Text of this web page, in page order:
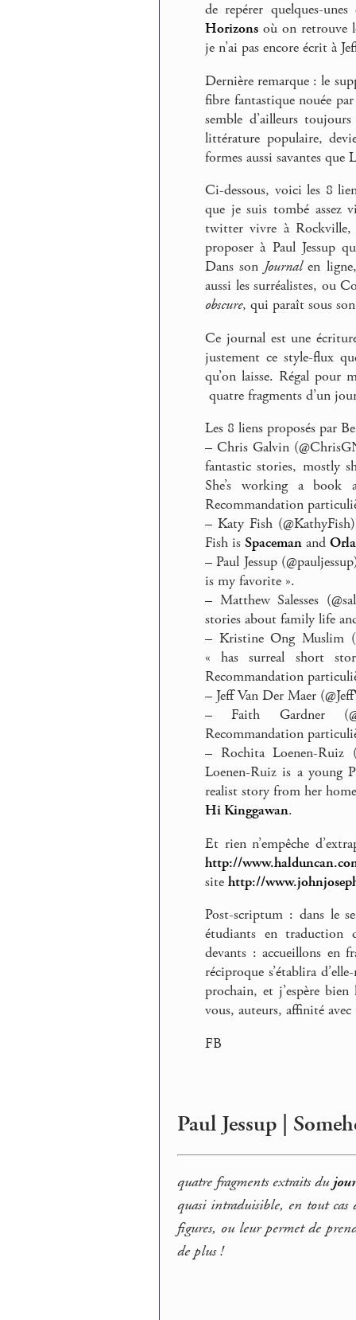
de repérer quelques-
Horizons où on retrouve
je n’ai pas encore écrit à
Dernière remarque : le
fibre fantastique nouée
semble d’ailleurs
littérature populaire,
formes aussi savantes que
Ci-dessous, voici les 8
que je suis tombé assez
twitter vivre à Rockville,
proposer à Paul Jessup
Dans son Journalen ligne,
aussi les surréalistes, ou
obscure, qui paraît sous
Ce journal est une
justement ce style-flux
qu’on laisse. Régal pour
quatre fragments d’un
Les 8 liens proposés par
– Chris Galvin
fantastic stories, mostly
She’s working a
Recommandation
– Katy Fish
Fish is Spaceman and
– Paul Jessup
is my favorite ».
– Matthew Salesses
stories about family life
– Kristine Ong Muslim
« has surreal short
Recommandation
– Jeff Van Der Maer
– Faith Gardner
Recommandation
– Rochita Loenen-
Loenen-Ruiz is a young
realist story from her
Hi Kinggawan.
Et rien n’empêche
http://
site http://
Post-scriptum : dans le
étudiants en traduction
devants : accueillons en
réciproque s’établira
prochain, et j’espère
vous, auteurs, affinité
FB
Paul Jessup |
quatre fragments extraits du
quasi intraduisible, en tout cas
figures, ou leur permet de
de plus !